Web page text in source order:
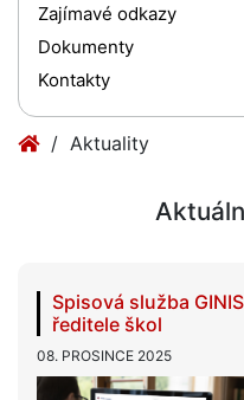
Zajímavé odkazy
Dokumenty
Kontakty
Aktuality
Spisová služba
ředitele škol
08. PROSINCE 2025